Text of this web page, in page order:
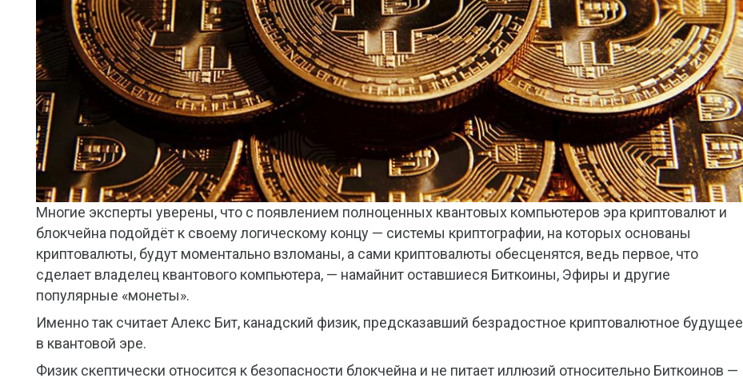
Многие эксперты уверены, что с появлением полноценных квантовых компьютеров эра криптовалют и
блокчейна подойдёт к своему логическому концу — системы криптографии, на которых основаны
криптовалюты, будут моментально взломаны, а сами криптовалюты обесценятся, ведь первое, что
сделает владелец квантового компьютера, — намайнит оставшиеся Биткоины, Эфиры и другие
популярные «монеты».
Именно так считает Алекс Бит, канадский физик, предсказавший безрадостное криптовалютное будущее
в квантовой эре.
Физик скептически относится к безопасности блокчейна и не питает иллюзий относительно Биткоинов —